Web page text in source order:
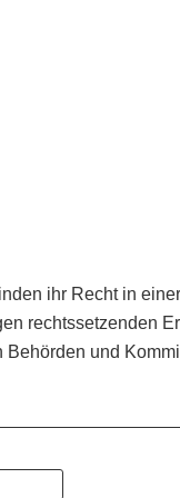
ihr Recht in
rechtssetzenden
und